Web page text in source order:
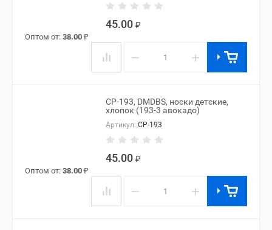
45.00 ₽
Оптом от: 38.00 ₽
− +
CP-193, DMDBS, носки детские,
хлопок (193-3 авокадо)
Артикул: CP-193
45.00 ₽
Оптом от: 38.00 ₽
− +